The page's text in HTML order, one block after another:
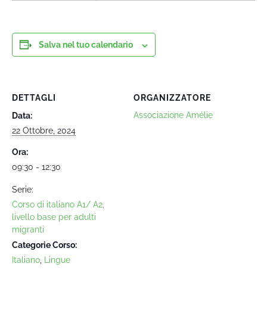
Salva nel tuo calendario
DETTAGLI
Data:
22 Ottobre, 2024
Ora:
09:30 - 12:30
Serie:
Corso di italiano A1/ A2,
livello base per adulti
migranti
Categorie Corso:
Italiano
Lingue
ORGANIZZATORE
Associazione Amélie